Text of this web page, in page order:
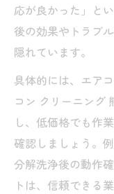
応が良かった」と
後の効果やトラブ
隠れています。
具体的には、エア
コン クリーニング
し、低価格でも作
確認しましょう。
分解洗浄後の動作
トは、信頼できる